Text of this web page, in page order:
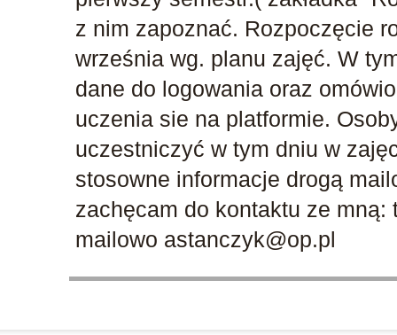
z nim zapoznać. Rozpoczęcie
września wg. planu zajęć. W
dane do logowania oraz
uczenia sie na platformie.
uczestniczyć w tym dniu w
stosowne informacje drogą
zachęcam do kontaktu ze mną:
mailowo astanczyk@op.pl